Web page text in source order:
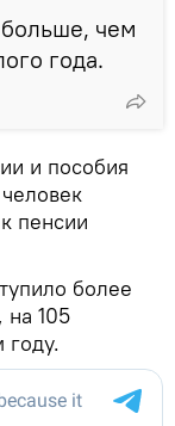
чем
года.
и пособия
пенсии
более
на 105